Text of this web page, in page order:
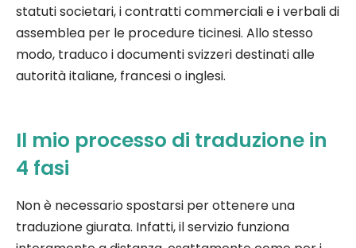
statuti societari, i contratti commerciali e i verbali di
assemblea per le procedure ticinesi. Allo stesso
modo, traduco i documenti svizzeri destinati alle
autorità italiane, francesi o inglesi.
Il mio processo di traduzione in
4 fasi
Non è necessario spostarsi per ottenere una
traduzione giurata. Infatti, il servizio funziona